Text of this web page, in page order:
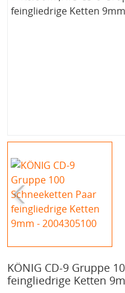
KÖNIG CD-9 Gruppe
feingliedrige Ketten